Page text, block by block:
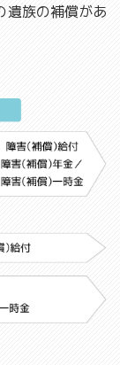
遺族の補償があ